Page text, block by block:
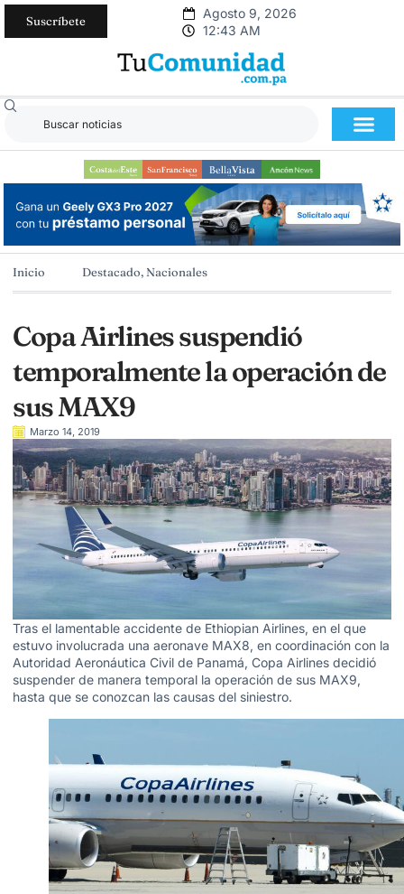
Suscríbete
Agosto 9, 2026
12:43 AM
Inicio Destacado,Nacionales
Copa Airlines suspendió
temporalmente la operación de
sus MAX9
Marzo 14, 2019
Tras el lamentable accidente de Ethiopian Airlines, en el que
estuvo involucrada una aeronave MAX8, en coordinación con la
Autoridad Aeronáutica Civil de Panamá, Copa Airlines decidió
suspender de manera temporal la operación de sus MAX9,
hasta que se conozcan las causas del siniestro.